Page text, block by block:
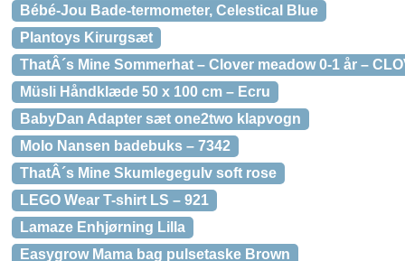
Bébé-Jou Bade-termometer, Celestical Blue
Plantoys Kirurgsæt
ThatÂ´s Mine Sommerhat – Clover meadow 0-1 år –
Müsli Håndklæde 50 x 100 cm – Ecru
BabyDan Adapter sæt one2two klapvogn
Molo Nansen badebuks – 7342
ThatÂ´s Mine Skumlegegulv soft rose
LEGO Wear T-shirt LS – 921
Lamaze Enhjørning Lilla
Easygrow Mama bag pulsetaske Brown